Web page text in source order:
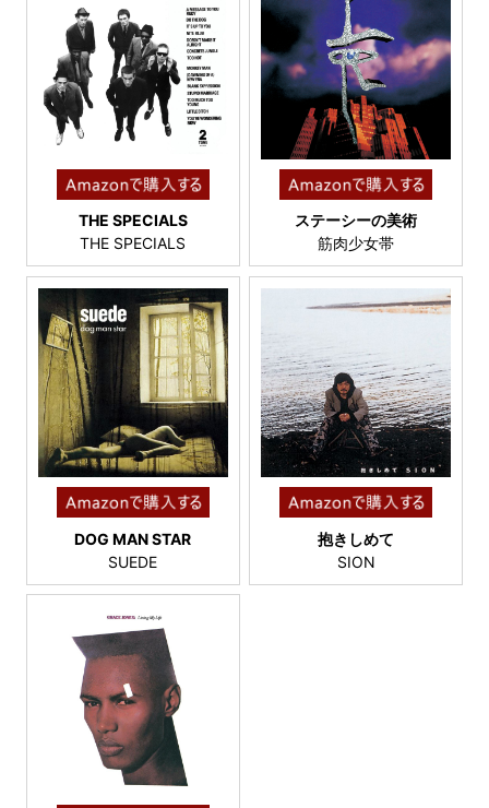
THE SPECIALS
THE SPECIALS
ステーシーの美術
筋肉少女帯
DOG MAN STAR
SUEDE
抱きしめて
SION